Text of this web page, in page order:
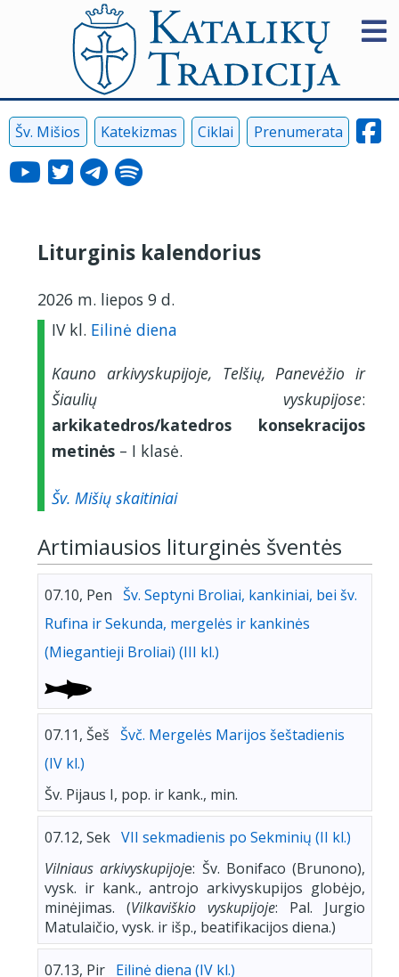
Šv. Mišios Katekizmas Ciklai Prenumerata
Liturginis kalendorius
2026 m. liepos 9 d.
IV kl. Eilinė diena
Kauno arkivyskupijoje, Telšių, Panevėžio ir
Šiaulių vyskupijose:
arkikatedros/katedros konsekracijos
metinės – I klasė.
Šv. Mišių skaitiniai
Artimiausios liturginės šventės
07.10, Pen Šv. Septyni Broliai, kankiniai, bei šv.
Rufina ir Sekunda, mergelės ir kankinės
(Miegantieji Broliai) (III kl.)
07.11, Šeš Švč. Mergelės Marijos šeštadienis
(IV kl.)
Šv. Pijaus I, pop. ir kank., min.
07.12, Sek VII sekmadienis po Sekminių (II kl.)
Vilniaus arkivyskupijoje: Šv. Bonifaco (Brunono),
vysk. ir kank., antrojo arkivyskupijos globėjo,
minėjimas. (Vilkaviškio vyskupijoje: Pal. Jurgio
Matulaičio, vysk. ir išp., beatifikacijos diena.)
07.13, Pir Eilinė diena (IV kl.)